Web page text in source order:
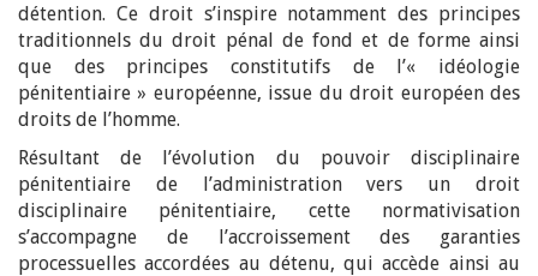
détention. Ce droit s’inspire notamment des principes
traditionnels du droit pénal de fond et de forme ainsi
que des principes constitutifs de l’« idéologie
pénitentiaire » européenne, issue du droit européen des
droits de l’homme.
Résultant de l’évolution du pouvoir disciplinaire
pénitentiaire de l’administration vers un droit
disciplinaire pénitentiaire, cette normativisation
s’accompagne de l’accroissement des garanties
processuelles accordées au détenu, qui accède ainsi au